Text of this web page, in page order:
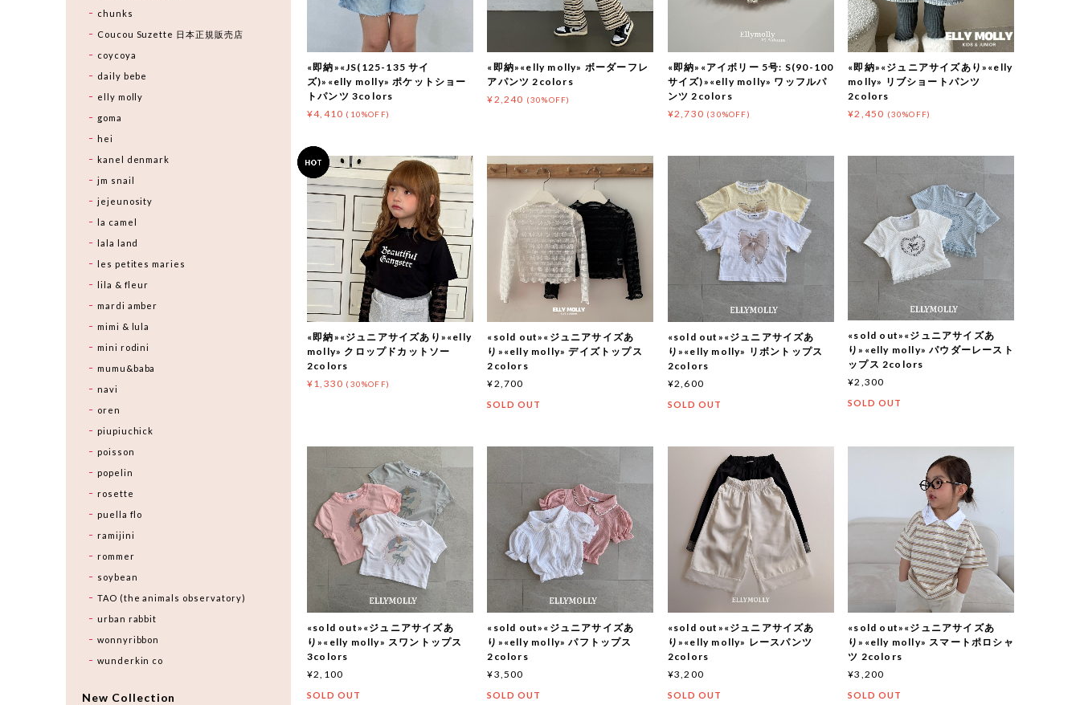
«即納»«JS(125-135 サイ
ズ)»«elly molly» ポケットショー
トパンツ 3colors
¥4,410 (10%OFF)
«即納»«elly molly» ボーダーフレ
アパンツ 2colors
¥2,240 (30%OFF)
«即納»«アイボリー 5号: S(90-100
サイズ)»«elly molly» ワッフルパ
ンツ 2colors
¥2,730 (30%OFF)
«即納»«ジュニアサイズあり»«elly
molly» リブショートパンツ
2colors
¥2,450 (30%OFF)
«即納»«ジュニアサイズあり»«elly
molly» クロップドカットソー
2colors
¥1,330 (30%OFF)
«sold out»«ジュニアサイズあ
り»«elly molly» デイズトップス
2colors
¥2,700
SOLD OUT
«sold out»«ジュニアサイズあ
り»«elly molly» リボントップス
2colors
¥2,600
SOLD OUT
«sold out»«ジュニアサイズあ
り»«elly molly» パウダーレースト
ップス 2colors
¥2,300
SOLD OUT
«sold out»«ジュニアサイズあ
り»«elly molly» スワントップス
3colors
¥2,100
SOLD OUT
«sold out»«ジュニアサイズあ
り»«elly molly» パフトップス
2colors
¥3,500
SOLD OUT
«sold out»«ジュニアサイズあ
り»«elly molly» レースパンツ
2colors
¥3,200
SOLD OUT
«sold out»«ジュニアサイズあ
り»«elly molly» スマートポロシャ
ツ 2colors
¥3,200
SOLD OUT
chunks
Coucou Suzette 日本正規販売店
coycoya
daily bebe
elly molly
goma
hei
kanel denmark
jm snail
jejeunosity
la camel
lala land
les petites maries
lila & fleur
mardi amber
mimi & lula
mini rodini
mumu&baba
navi
oren
piupiuchick
poisson
popelin
rosette
puella flo
ramijini
rommer
soybean
TAO (the animals observatory)
urban rabbit
wonnyribbon
wunderkin co
New Collection